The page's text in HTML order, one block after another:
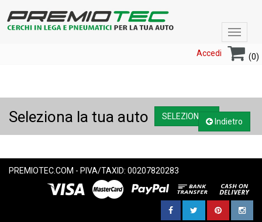
Toggle
Accedi
(0)
Seleziona la tua auto SELEZIONA....
Indietro
PREMIOTEC.COM - PIVA/TAXID: 00207820283